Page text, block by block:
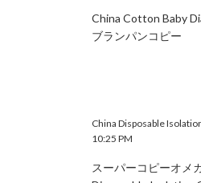
China Cotton Baby
ブランパンコピー
China Disposable
10:25 PM
スーパーコピーオメ